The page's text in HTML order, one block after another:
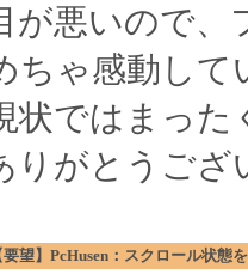
が悪いので、
ちゃ感動して
状ではまっ
りがとうござ
要望】PcHusen：スクロール状態